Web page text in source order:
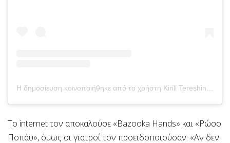
Το internet τον αποκαλούσε «Bazooka Hands» και «Ρώσο
Ποπάυ», όμως οι γιατροί τον προειδοποιούσαν: «Αν δεν